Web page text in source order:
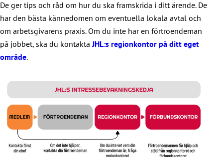
De ger tips och råd om hur du ska framskrida i ditt ärende. De
har den bästa kännedomen om eventuella lokala avtal och
om arbetsgivarens praxis. Om du inte har en förtroendeman
på jobbet, ska du kontaktaJHL:s regionkontor på ditt eget
område.